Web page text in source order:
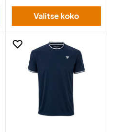
Valitse koko